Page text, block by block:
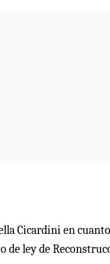
Cicardini en
de ley de